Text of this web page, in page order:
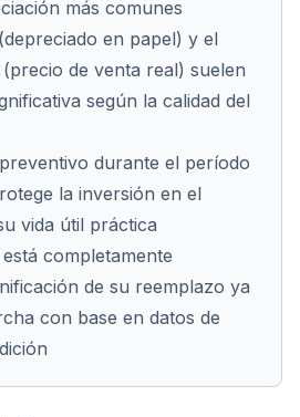
más comunes
en papel) y el
de venta real) suelen
según la calidad del
durante el período
la inversión en el
vida útil práctica
completamente
de su reemplazo ya
con base en datos de